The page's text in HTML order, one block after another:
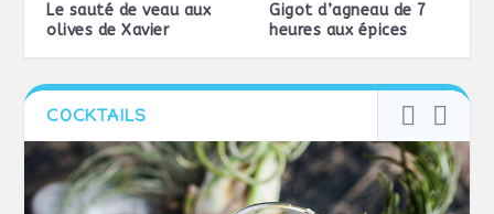
Le sauté de veau aux
olives de Xavier
Gigot d’agneau de 7
heures aux épices
COCKTAILS